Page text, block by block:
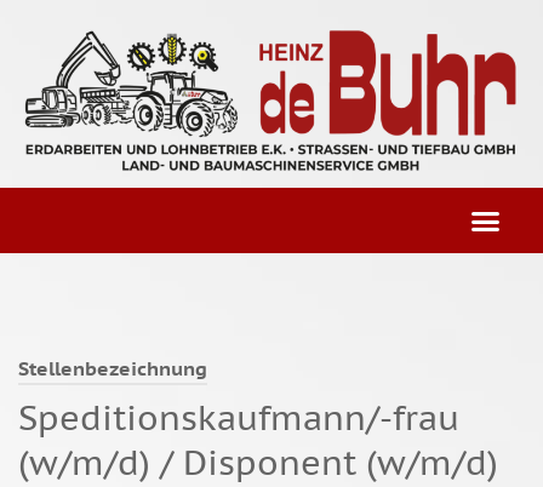
Stellenbezeichnung
Speditionskaufmann/-frau
(w/m/d) / Disponent (w/m/d)